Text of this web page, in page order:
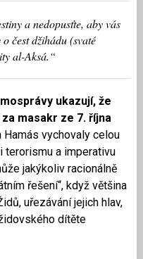
a nedopusťte, aby vás
čest džihádu (svaté
al-Aksá.“
ukazují, že
masakr ze 7. října
vychovaly celou
terorismu a imperativu
jakýkoliv racionálně
řešení“, když většina
uřezávání jejich hlav,
dítěte